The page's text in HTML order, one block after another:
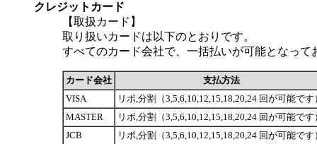
クレジットカード
【取扱カード】
取り扱いカードは以下のとおりです。
すべてのカード会社で、一括払いが可能となって
カード会社
支払方法
VISA
リボ,分割（3,5,6,10,12,15,18,20,24 回が可能です
MASTER
リボ,分割（3,5,6,10,12,15,18,20,24 回が可能です
JCB
リボ,分割（3,5,6,10,12,15,18,20,24 回が可能です